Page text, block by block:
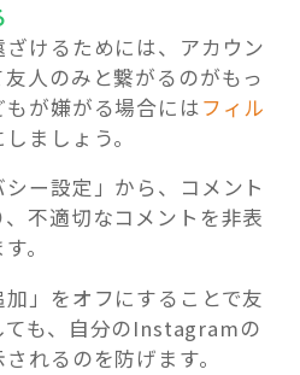
けるためには、アカウン
人のみと繋がるのがもっ
が嫌がる場合にはフィル
ましょう。
ー設定」から、コメント
不適切なコメントを非表
。
」をオフにすることで友
ても、自分のInstagramの
れるのを防げます。